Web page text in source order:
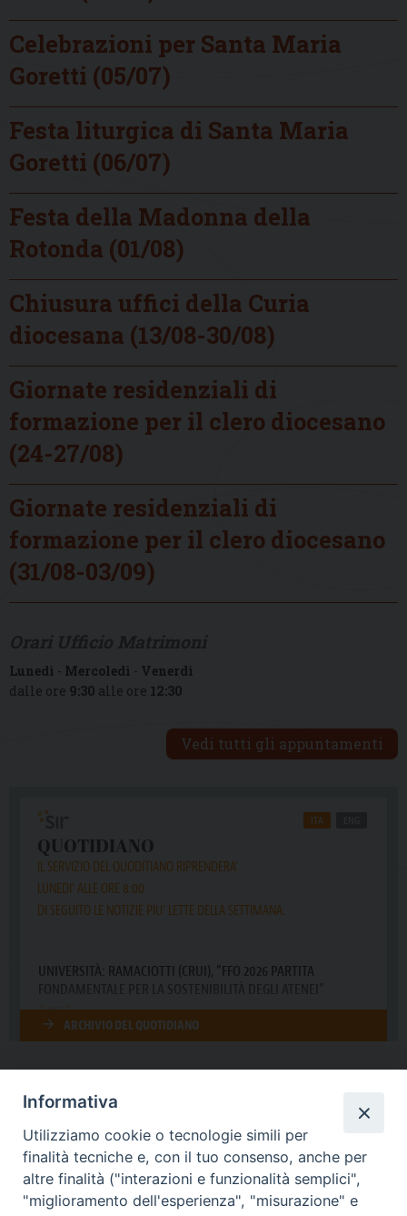
Celebrazioni per Santa Maria
Goretti (05/07)
Festa liturgica di Santa Maria
Goretti (06/07)
Festa della Madonna della
Rotonda (01/08)
Chiusura uffici della Curia
diocesana (13/08-30/08)
Giornate residenziali di
formazione per il clero diocesano
(24-27/08)
Giornate residenziali di
formazione per il clero diocesano
(31/08-03/09)
Lunedì - Mercoledì - Venerdì
dalle ore 9:30 alle ore 12:30
Vedi tutti gli appuntamenti
DIOCESI SUBURBICARIA DI ALBANO
Contatti:Tel.: 06.93268401 - Fax.: 06.9323844
E-mail:curia@diocesidialbano.it
Informativa
Utilizziamo cookie o tecnologie simili per
finalità tecniche e, con il tuo consenso, anche per
altre finalità ("interazioni e funzionalità semplici",
"miglioramento dell'esperienza", "misurazione" e